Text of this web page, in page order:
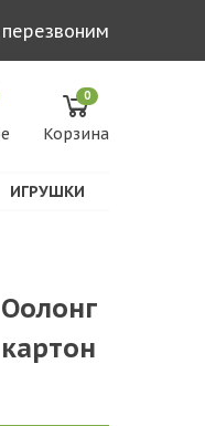
0
Корзина
ИГРУШКИ